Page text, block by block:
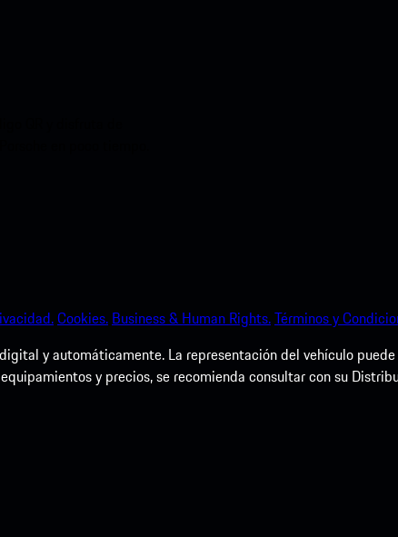
Cookies. Business & Human Rights.Términos y
y automáticamente. La representación del vehículo
y precios, se recomienda consultar con su